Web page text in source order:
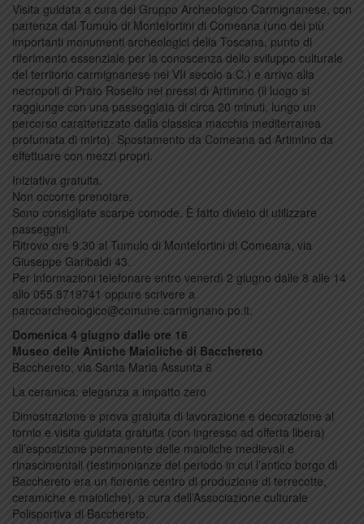
Visita guidata a cura del Gruppo Archeologico Carmignanese, con
partenza dal Tumulo di Montefortini di Comeana (uno dei più
importanti monumenti archeologici della Toscana, punto di
riferimento essenziale per la conoscenza dello sviluppo culturale
del territorio carmignanese nel VII secolo a.C.) e arrivo alla
necropoli di Prato Rosello nei pressi di Artimino (il luogo si
raggiunge con una passeggiata di circa 20 minuti, lungo un
percorso caratterizzato dalla classica macchia mediterranea
profumata di mirto). Spostamento da Comeana ad Artimino da
effettuare con mezzi propri.
Iniziativa gratuita.
Non occorre prenotare.
Sono consigliate scarpe comode. È fatto divieto di utilizzare
passeggini.
Ritrovo ore 9.30 al Tumulo di Montefortini di Comeana, via
Giuseppe Garibaldi 43.
Per informazioni telefonare entro venerdì 2 giugno dalle 8 alle 14
allo 055.8719741 oppure scrivere a
parcoarcheologico@comune.carmignano.po.it.
Domenica 4 giugno dalle ore 16
Museo delle Antiche Maioliche di Bacchereto
Bacchereto, via Santa Maria Assunta 6
La ceramica: eleganza a impatto zero
Dimostrazione e prova gratuita di lavorazione e decorazione al
tornio e visita guidata gratuita (con ingresso ad offerta libera)
all’esposizione permanente delle maioliche medievali e
rinascimentali (testimonianze del periodo in cui l’antico borgo di
Bacchereto era un fiorente centro di produzione di terrecotte,
ceramiche e maioliche), a cura dell’Associazione culturale
Polisportiva di Bacchereto.